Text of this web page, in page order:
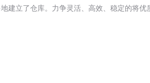
建立了仓库。力争灵活、高效、稳定的将优